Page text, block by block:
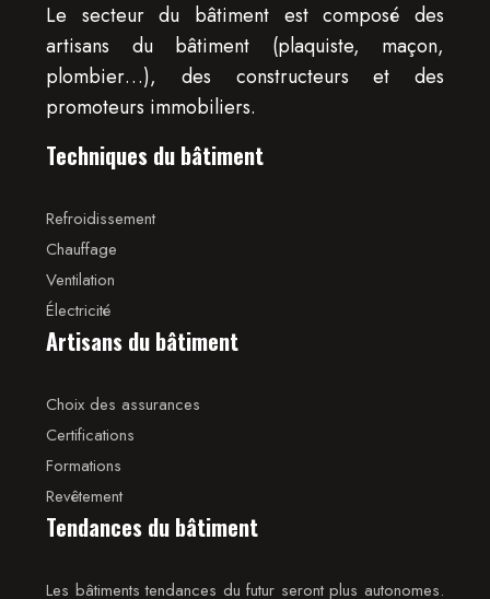
Le secteur du bâtiment est composé des
artisans du bâtiment (plaquiste, maçon,
plombier…), des constructeurs et des
promoteurs immobiliers.
Techniques du bâtiment
Refroidissement
Chauffage
Ventilation
Électricité
Artisans du bâtiment
Choix des assurances
Certifications
Formations
Revêtement
Tendances du bâtiment
Les bâtiments tendances du futur seront plus autonomes.